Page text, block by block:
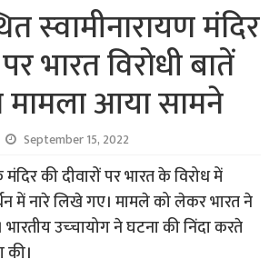
स्‍वामीनारायण मंदिर
भारत विरोधी बातें
आया सामने
September 15, 2022
की दीवारों पर भारत के विरोध में
में नारे लिखे गए। मामले को लेकर भारत ने
उच्‍चायोग ने घटना की निंदा करते
की।